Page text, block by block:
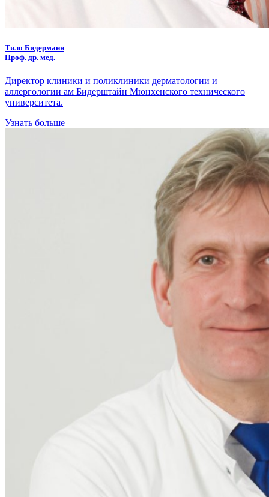
Тило Бидерманн
Проф. др. мед.
Директор клиники и поликлиники дерматологии и
аллергологии ам Бидерштайн Мюнхенского технического
университета.
Узнать больше